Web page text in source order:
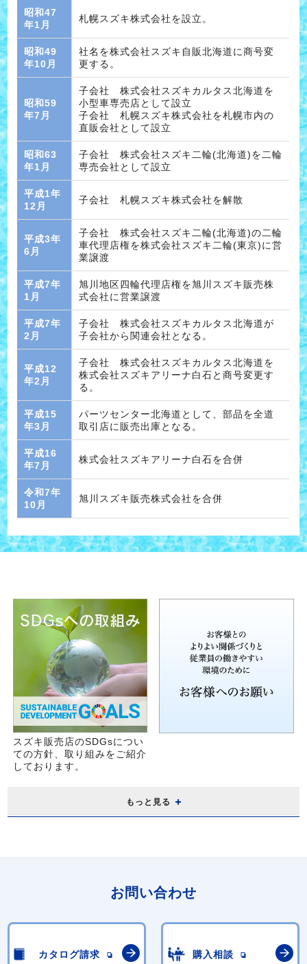
昭和47
年1月
札幌スズキ株式会社を設立。
昭和49
年10月
社名を株式会社スズキ自販北海道に商号変
更する。
昭和59
年7月
子会社 株式会社スズキカルタス北海道を
小型車専売店として設立
子会社 札幌スズキ株式会社を札幌市内の
直販会社として設立
昭和63
年1月
子会社 株式会社スズキ二輪(北海道)を二輪
専売会社として設立
平成1年
12月
子会社 札幌スズキ株式会社を解散
平成3年
6月
子会社 株式会社スズキ二輪(北海道)の二輪
車代理店権を株式会社スズキ二輪(東京)に営
業譲渡
平成7年
1月
旭川地区四輪代理店権を旭川スズキ販売株
式会社に営業譲渡
平成7年
2月
子会社 株式会社スズキカルタス北海道が
子会社から関連会社となる。
平成12
年2月
子会社 株式会社スズキカルタス北海道を
株式会社スズキアリーナ白石と商号変更す
る。
平成15
年3月
パーツセンター北海道として、部品を全道
取引店に販売出庫となる。
平成16
年7月
株式会社スズキアリーナ白石を合併
令和7年
10月
旭川スズキ販売株式会社を合併
スズキ販売店のSDGsについ
ての方針、取り組みをご紹介
しております。
もっと見る
お問い合わせ
カタログ請求 購入相談